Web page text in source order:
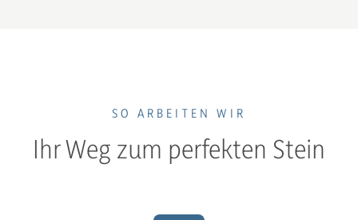
SO ARBEITEN WIR
Ihr Weg zum perfekten Stein